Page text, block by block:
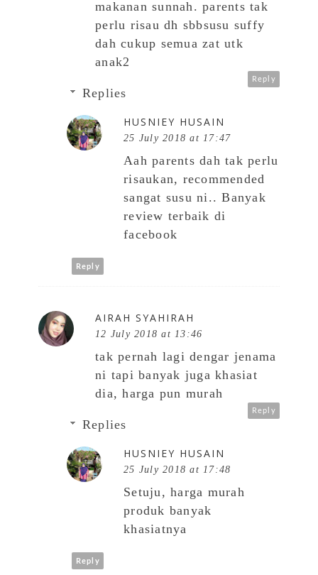
makanan sunnah. parents tak
perlu risau dh sbbsusu suffy
dah cukup semua zat utk
anak2
Reply
Replies
HUSNIEY HUSAIN
25 July 2018 at 17:47
Aah parents dah tak perlu
risaukan, recommended
sangat susu ni.. Banyak
review terbaik di
facebook
Reply
AIRAH SYAHIRAH
12 July 2018 at 13:46
tak pernah lagi dengar jenama
ni tapi banyak juga khasiat
dia, harga pun murah
Reply
Replies
HUSNIEY HUSAIN
25 July 2018 at 17:48
Setuju, harga murah
produk banyak
khasiatnya
Reply